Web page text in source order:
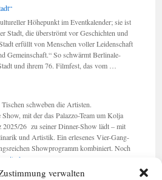
verwalten
sind
am
Leben“
Höhepunkt im Eventkalender; sie ist
Stadt, die überströmt vor Geschichten und
erfüllt von Menschen voller Leidenschaft
Gemeinschaft.“ So schwärmt Berlinale-
und ihrem 76. Filmfest, das vom …
schweben die Artisten.
Show, mit der das Palazzo-Team um Kolja
2025/26 zu seiner Dinner-Show lädt – mit
und Artistik. Ein erlesenes Vier-Gang-
Showprogramm kombiniert. Noch
Akrobatik
über
weiterlesen